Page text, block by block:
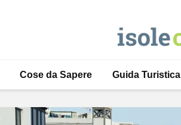
Cose da Sapere Guida Turistica